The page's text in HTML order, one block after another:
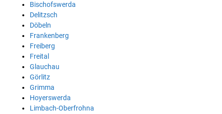
Bischofswerda
Delitzsch
Döbeln
Frankenberg
Freiberg
Freital
Glauchau
Görlitz
Grimma
Hoyerswerda
Limbach-Oberfrohna